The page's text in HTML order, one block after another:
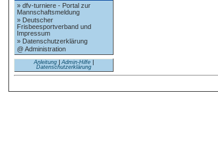
» dfv-turniere - Portal zur
Mannschaftsmeldung
» Deutscher
Frisbeesportverband und
Impressum
» Datenschutzerklärung
@ Administration
Anleitung| Admin-Hilfe|
Datenschutzerklärung